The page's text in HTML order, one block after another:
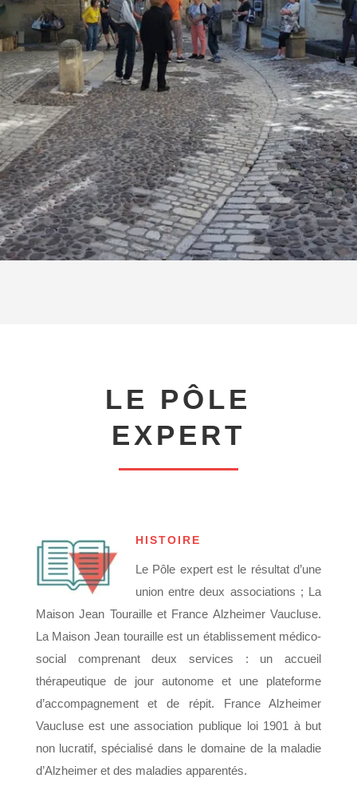
LE PÔLE
EXPERT
HISTOIRE
Le Pôle expert est le résultat d’une
union entre deux associations ; La
Maison Jean Touraille et France Alzheimer Vaucluse.
La Maison Jean touraille est un établissement médico-
social comprenant deux services : un accueil
thérapeutique de jour autonome et une plateforme
d’accompagnement et de répit. France Alzheimer
Vaucluse est une association publique loi 1901 à but
non lucratif, spécialisé dans le domaine de la maladie
d’Alzheimer et des maladies apparentés.